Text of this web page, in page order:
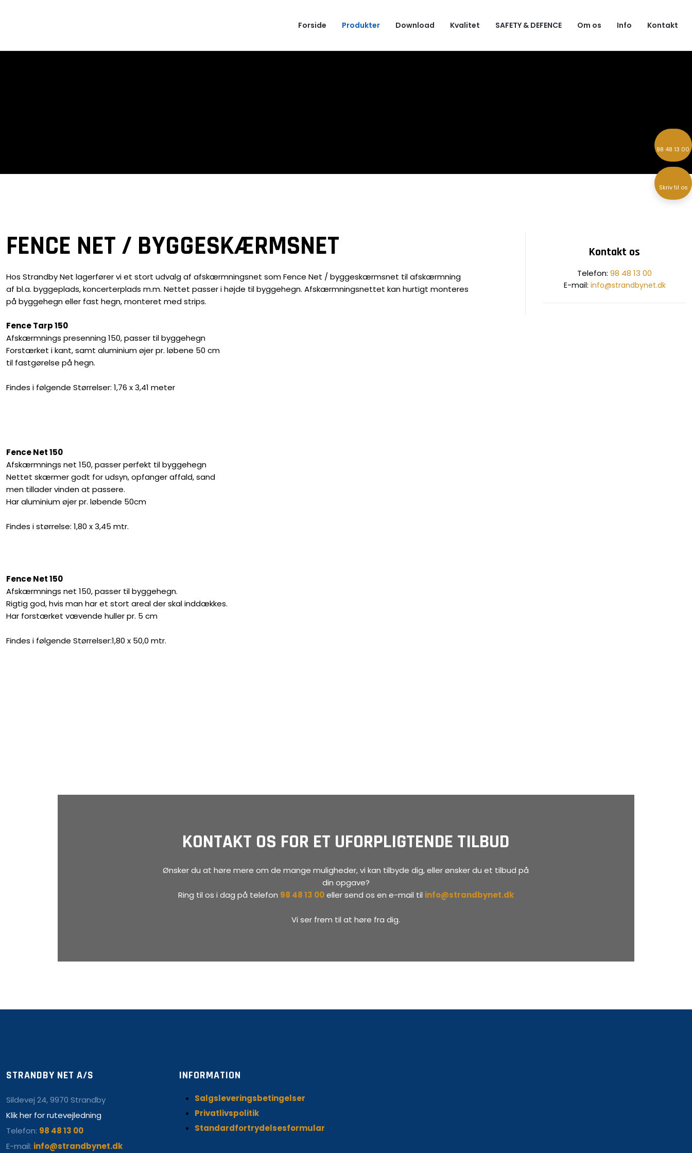
98 48 13 00
Skriv til os​
Forside Produkter Download Kvalitet SAFETY & DEFENCE Om os Info Kontakt
FENCE NET / BYGGESKÆRMSNET
Hos Strandby Net lagerfører vi et stort udvalg af afskærmningsnet som Fence Net / byggeskærmsnet til afskærmning
af bl.a. byggeplads, koncerterplads m.m. Nettet passer i højde til byggehegn. Afskærmningsnettet kan hurtigt monteres
på byggehegn eller fast hegn, monteret med strips.
Fence Tarp 150
Afskærmnings presenning 150, passer til byggehegn
Forstærket i kant, samt aluminium øjer pr. løbene 50 cm
til fastgørelse på hegn.
Findes i følgende Størrelser: 1,76 x 3,41 meter​
Fence Net 150
Afskærmnings net 150, passer perfekt til byggehegn
Nettet skærmer godt for udsyn, opfanger affald, sand
men tillader vinden at passere.
Har aluminium øjer pr. løbende 50cm
Findes i størrelse: 1,80 x 3,45 mtr.
Fence Net 150
Afskærmnings net 150, passer til byggehegn.
Rigtig god, hvis man har et stort areal der skal inddækkes.
Har forstærket vævende huller pr. 5 cm
Findes i følgende Størrelser:1,80 x 50,0 mtr.
Kontakt os
​Telefon:98 48 13 00
E-mail: info@strandbynet.dk
KONTAKT OS FOR ET UFORPLIGTENDE TILBUD
Ønsker du at høre mere om de mange muligheder, vi kan tilbyde dig, eller ønsker du et tilbud på
din opgave?
Ring til os i dag på telefon 98 48 13 00eller send os en e-mail til info@strandbynet.dk
Vi ser frem til at høre fra dig.
STRANDBY NET A/S
Sildevej 24, 9970 Strandby
Klik her for rutevejledning
Telefon: 98 48 13 00
E-mail: info@strandbynet.dk
INFORMATION
Salgsleveringsbetingelser
Privatlivspolitik
Standardfortrydelsesformular